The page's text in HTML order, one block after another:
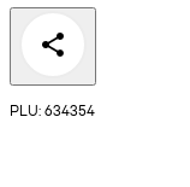
PLU: 634354